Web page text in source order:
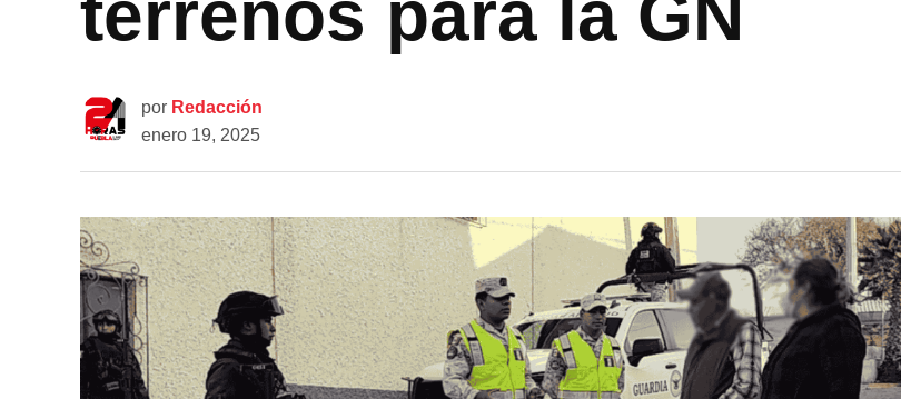
por Redacción
enero 19, 2025